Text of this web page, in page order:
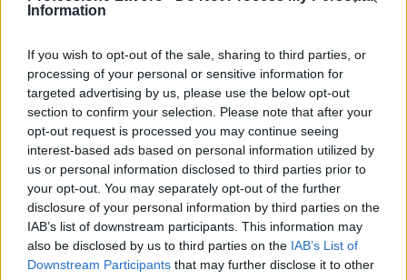
Information
If you wish to opt-out of the sale, sharing to third parties, or
processing of your personal or sensitive information for
targeted advertising by us, please use the below opt-out
section to confirm your selection. Please note that after your
opt-out request is processed you may continue seeing
interest-based ads based on personal information utilized by
us or personal information disclosed to third parties prior to
your opt-out. You may separately opt-out of the further
disclosure of your personal information by third parties on the
IAB’s list of downstream participants. This information may
also be disclosed by us to third parties on the IAB’s List of
Downstream Participants that may further disclose it to other
infrastruttura rappresenta un elemento concreto
l’attrattività del territorio per chi cerca qualità della
vita senza rinunciare ai servizi digitali.
AUTORE
Luca Ferrari
Luca Ferrari, giornalista di economia del
lavoro e risorse umane, analizza
organizzazione aziendale, welfare e diritto
del lavoro con uno sguardo alle dinamiche tra